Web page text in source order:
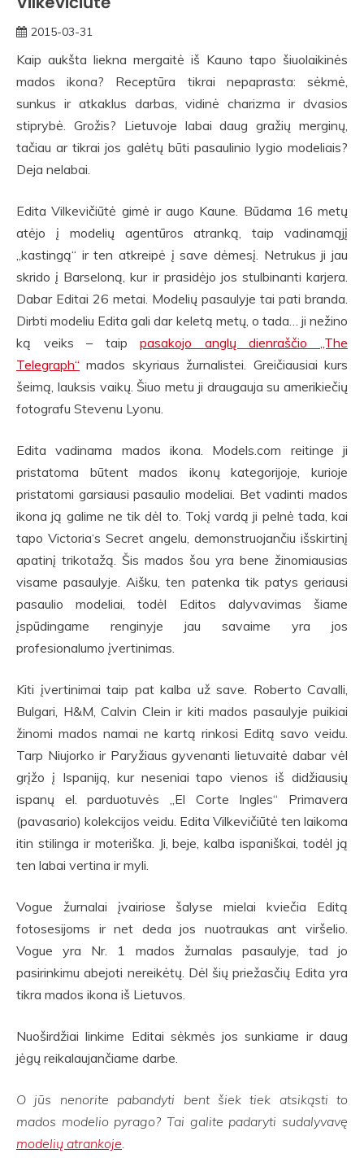
2015-03-31
Kaip aukšta liekna mergaitė iš Kauno tapo šiuolaikinės
mados ikona? Receptūra tikrai nepaprasta: sėkmė,
sunkus ir atkaklus darbas, vidinė charizma ir dvasios
stiprybė. Grožis? Lietuvoje labai daug gražių merginų,
tačiau ar tikrai jos galėtų būti pasaulinio lygio modeliais?
Deja nelabai.
Edita Vilkevičiūtė gimė ir augo Kaune. Būdama 16 metų
atėjo į modelių agentūros atranką, taip vadinamąjį
„kastingą“ ir ten atkreipė į save dėmesį. Netrukus ji jau
skrido į Barseloną, kur ir prasidėjo jos stulbinanti karjera.
Dabar Editai 26 metai. Modelių pasaulyje tai pati branda.
Dirbti modeliu Edita gali dar keletą metų, o tada… ji nežino
ką veiks – taippasakojo anglų dienraščio „The
Telegraph“ mados skyriaus žurnalistei. Greičiausiai kurs
šeimą, lauksis vaikų. Šiuo metu ji draugauja su amerikiečių
fotografu Stevenu Lyonu.
Edita vadinama mados ikona. Models.com reitinge ji
pristatoma būtent mados ikonų kategorijoje, kurioje
pristatomi garsiausi pasaulio modeliai. Bet vadinti mados
ikona ją galime ne tik dėl to. Tokį vardą ji pelnė tada, kai
tapo Victoria‘s Secret angelu, demonstruojančiu išskirtinį
apatinį trikotažą. Šis mados šou yra bene žinomiausias
visame pasaulyje. Aišku, ten patenka tik patys geriausi
pasaulio modeliai, todėl Editos dalyvavimas šiame
įspūdingame renginyje jau savaime yra jos
profesionalumo įvertinimas.
Kiti įvertinimai taip pat kalba už save. Roberto Cavalli,
Bulgari, H&M, Calvin Clein ir kiti mados pasaulyje puikiai
žinomi mados namai ne kartą rinkosi Editą savo veidu.
Tarp Niujorko ir Paryžiaus gyvenanti lietuvaitė dabar vėl
grįžo į Ispaniją, kur neseniai tapo vienos iš didžiausių
ispanų el. parduotuvės „El Corte Ingles“ Primavera
(pavasario) kolekcijos veidu. Edita Vilkevičiūtė ten laikoma
itin stilinga ir moteriška. Ji, beje, kalba ispaniškai, todėl ją
ten labai vertina ir myli.
Vogue žurnalai įvairiose šalyse mielai kviečia Editą
fotosesijoms ir net deda jos nuotraukas ant viršelio.
Vogue yra Nr. 1 mados žurnalas pasaulyje, tad jo
pasirinkimu abejoti nereikėtų. Dėl šių priežasčių Edita yra
tikra mados ikona iš Lietuvos.
Nuoširdžiai linkime Editai sėkmės jos sunkiame ir daug
jėgų reikalaujančiame darbe.
O jūs nenorite pabandyti bent šiek tiek atsikąsti to
mados modelio pyrago? Tai galite padaryti sudalyvavę
modelių atrankoje.